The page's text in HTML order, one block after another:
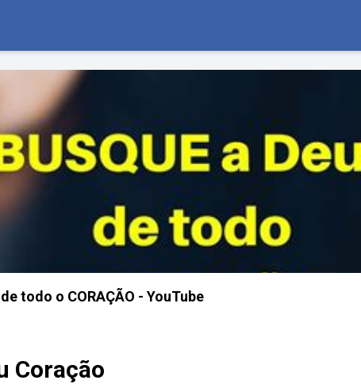
de todo o CORAÇÃO - YouTube
Coração